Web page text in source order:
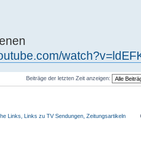
Beiträge der letzten Zeit anzeigen:
Links, Links zu TV Sendungen, Zeitungsartikeln